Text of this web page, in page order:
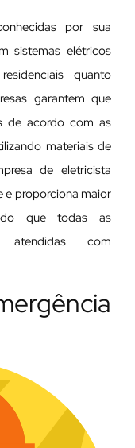
por sua
sistemas elétricos
quanto
garantem que
de acordo com as
materiais de
de eletricista
e proporciona maior
que todas as
atendidas com